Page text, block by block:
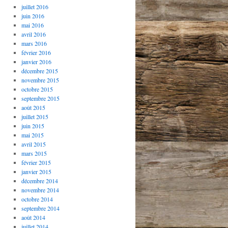
juillet 2016
juin 2016
mai 2016
avril 2016
mars 2016
février 2016
janvier 2016
décembre 2015
novembre 2015
octobre 2015
septembre 2015
août 2015
juillet 2015
juin 2015
mai 2015
avril 2015
mars 2015
février 2015
janvier 2015
décembre 2014
novembre 2014
octobre 2014
septembre 2014
août 2014